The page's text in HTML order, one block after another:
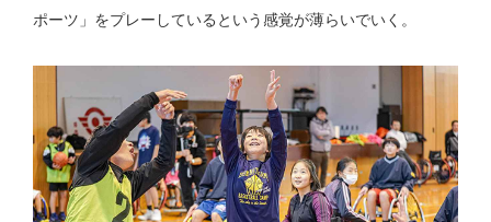
ポーツ」をプレーしているという感覚が薄らいでいく。